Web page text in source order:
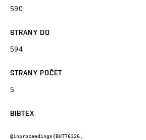
590
STRANY DO
594
STRANY POČET
5
BIBTEX
@inproceedings{BUT76326,